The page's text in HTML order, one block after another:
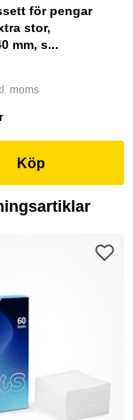
för pengar
stor,
mm, s...
moms
Köp